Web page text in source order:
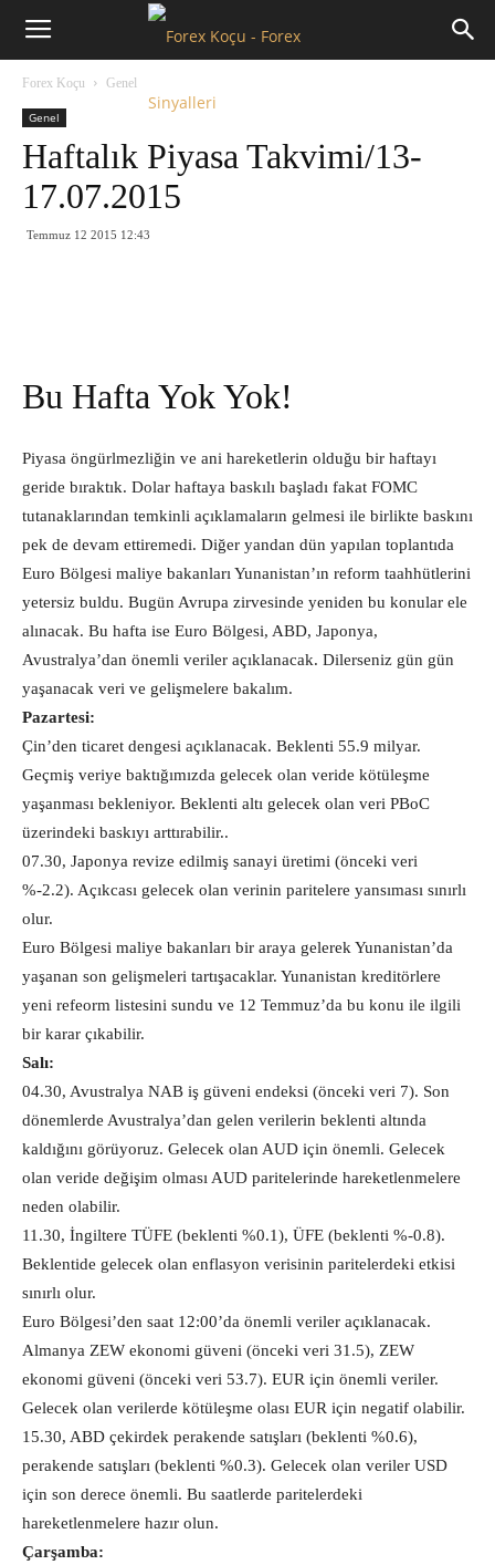
Forex
Forex Koçu Genel
Genel
Haftalık Piyasa Takvimi/13-
17.07.2015
Temmuz 12 2015 12:43
Bu Hafta Yok Yok!
Piyasa öngürlmezliğin ve ani hareketlerin olduğu bir haftayı
geride bıraktık. Dolar haftaya baskılı başladı fakat FOMC
tutanaklarından temkinli açıklamaların gelmesi ile birlikte baskını
pek de devam ettiremedi. Diğer yandan dün yapılan toplantıda
Euro Bölgesi maliye bakanları Yunanistan’ın reform taahhütlerini
yetersiz buldu. Bugün Avrupa zirvesinde yeniden bu konular ele
alınacak. Bu hafta ise Euro Bölgesi, ABD, Japonya,
Avustralya’dan önemli veriler açıklanacak. Dilerseniz gün gün
yaşanacak veri ve gelişmelere bakalım.
Pazartesi:
Çin’den ticaret dengesi açıklanacak. Beklenti 55.9 milyar.
Geçmiş veriye baktığımızda gelecek olan veride kötüleşme
yaşanması bekleniyor. Beklenti altı gelecek olan veri PBoC
üzerindeki baskıyı arttırabilir..
07.30, Japonya revize edilmiş sanayi üretimi (önceki veri
%-2.2). Açıkcası gelecek olan verinin paritelere yansıması sınırlı
olur.
Euro Bölgesi maliye bakanları bir araya gelerek Yunanistan’da
yaşanan son gelişmeleri tartışacaklar. Yunanistan kreditörlere
yeni refeorm listesini sundu ve 12 Temmuz’da bu konu ile ilgili
bir karar çıkabilir.
Salı:
04.30, Avustralya NAB iş güveni endeksi (önceki veri 7). Son
dönemlerde Avustralya’dan gelen verilerin beklenti altında
kaldığını görüyoruz. Gelecek olan AUD için önemli. Gelecek
olan veride değişim olması AUD paritelerinde hareketlenmelere
neden olabilir.
11.30, İngiltere TÜFE (beklenti %0.1), ÜFE (beklenti %-0.8).
Beklentide gelecek olan enflasyon verisinin paritelerdeki etkisi
sınırlı olur.
Euro Bölgesi’den saat 12:00’da önemli veriler açıklanacak.
Almanya ZEW ekonomi güveni (önceki veri 31.5), ZEW
ekonomi güveni (önceki veri 53.7). EUR için önemli veriler.
Gelecek olan verilerde kötüleşme olası EUR için negatif olabilir.
15.30, ABD çekirdek perakende satışları (beklenti %0.6),
perakende satışları (beklenti %0.3). Gelecek olan veriler USD
için son derece önemli. Bu saatlerde paritelerdeki
hareketlenmelere hazır olun.
Çarşamba: